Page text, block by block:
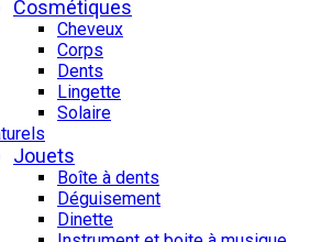
Cosmétiques
Cheveux
Corps
Dents
Lingette
Solaire
Jouets
Boîte à dents
Déguisement
Dinette